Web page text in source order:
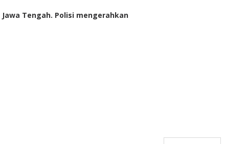
Tengah. Polisi mengerahkan